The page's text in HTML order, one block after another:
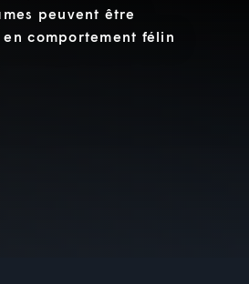
peuvent être
comportement félin